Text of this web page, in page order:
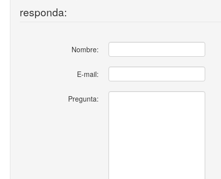
responda:
Nombre:
E-mail:
Pregunta: